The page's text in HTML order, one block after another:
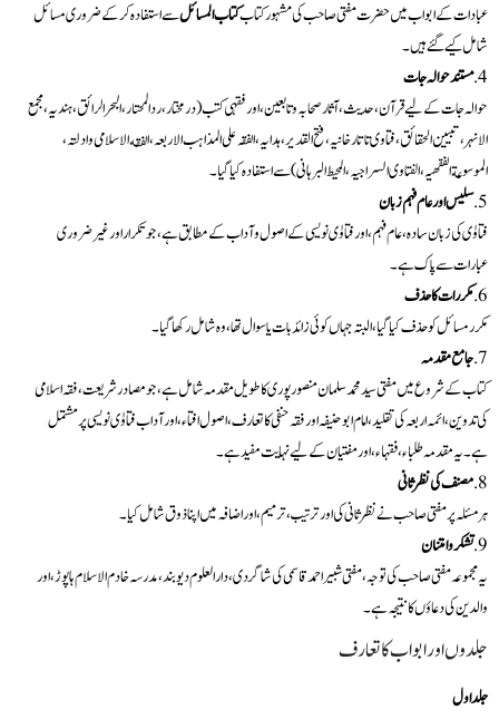
عبادات کے ابواب میں حضرت مفتی صاحب کی مشہور کتابکتاب المسائلسے استفادہ کرکے ضروری مسائل
شامل کیے گئے ہیں۔
مستند حوالہ جات
حوالہ جات کے لیے قرآن، حدیث، آثار صحابہ و تابعین، اور فقہی کتب (در مختار، ردالمحتار، البحر الرائق، ہندیہ، مجمع
الانہر، تبیین الحقائق، فتاوی تاتارخانیہ، فتح القدیر، ہدایہ، الفقہ علی المذاہب الاربعہ، الفقه الاسلامی وادلتہ،
الموسوعة الفقهیہ، الفتاوی السراجیہ، المحیط البرہانی) سے استفادہ کیا گیا۔
سلیس اور عام فہم زبان
فتاوٰی کی زبان سادہ، عام فہم، اور فتاوٰی نویسی کے اصول و آداب کے مطابق ہے، جو تکرار اور غیر ضروری
عبارات سے پاک ہے۔
مکررات کا حذف
مکرر مسائل کو حذف کیا گیا، البتہ جہاں کوئی زائد بات یا سوال تھا، وہ شامل رکھا گیا۔
جامع مقدمہ
کتاب کے شروع میں مفتی سید محمد سلمان منصورپوری کا طویل مقدمہ شامل ہے، جو مصادر شریعت، فقہ اسلامی
کی تدوین، ائمہ اربعہ کی تقلید، امام ابوحنیفہ اور فقہ حنفی کا تعارف، اصول افتاء، اور آداب فتاوٰی نویسی پر مشتمل
ہے۔ یہ مقدمہ طلباء، فقہاء، اور مفتیان کے لیے نہایت مفید ہے۔
مصنف کی نظر ثانی
ہر مسئلہ پر مفتی صاحب نے نظر ثانی کی اور ترتیب، ترمیم، اور اضافہ میں اپنا ذوق شامل کیا۔
تشکر و امتنان
یہ مجموعہ مفتی صاحب کی توجہ، مفتی شبیر احمد قاسمی کی شاگردی، دارالعلوم دیوبند، مدرسہ خادم الاسلام ہاپوڑ، اور
والدین کی دعاؤں کا نتیجہ ہے۔
جلدوں اور ابواب کا تعارف
جلد اول